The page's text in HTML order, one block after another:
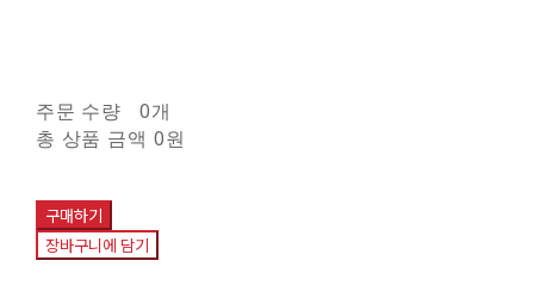
주문 수량
0개
총 상품 금액 0원
구매하기
장바구니에 담기